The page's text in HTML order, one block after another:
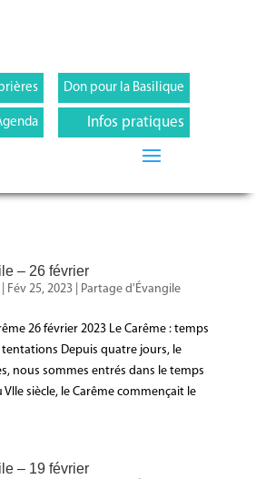
Don pour la Basilique
Infos pratiques
– 26 février
Fév 25, 2023| Partage d'Évangile
26 février 2023 Le Carême : temps
Depuis quatre jours, le
nous sommes entrés dans le temps
VIIe siècle, le Carême commençait le
– 19 février